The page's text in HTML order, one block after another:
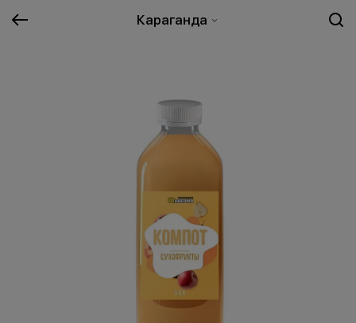
Караганда